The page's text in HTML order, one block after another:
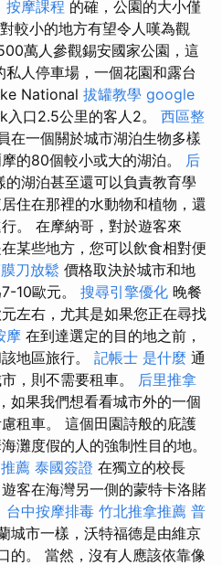
按摩課程 的確，公園的大小僅
較小的地方有望令人嘆為觀
萬人參觀錫安國家公園，這
人停車場，一個花園和露台
National 拔罐教學 google
入口2.5公里的客人2。 西區整
在一個關於城市湖泊生物多樣
的80個較小或大的湖泊。
后
的湖泊甚至還可以負責教育學
住在那裡的水動物和植物，還
。 在摩納哥，對於遊客來
某些地方，您可以飲食相對便
刀放鬆 價格取決於城市和地
10歐元。 搜尋引擎優化 晚餐
左右，尤其是如果您正在尋找
摩 在到達選定的目的地之前，
地區旅行。 記帳士 是什麼 通
，則不需要租車。 后里推拿
如果我們想看看城市外的一個
租車。 這個田園詩般的庇護
灘度假的人的強制性目的地。
薦 泰國簽證 在獨立的校長
客在海灣另一側的蒙特卡洛賭
台中按摩排毒 竹北推拿推薦 普
城市一樣，沃特福德是由維京
的。 當然，沒有人應該依靠像